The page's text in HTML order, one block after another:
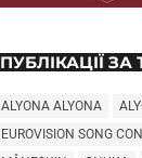
ПУБЛІКАЦІЇ
ALYONA ALYONA
EUROVISION SONG